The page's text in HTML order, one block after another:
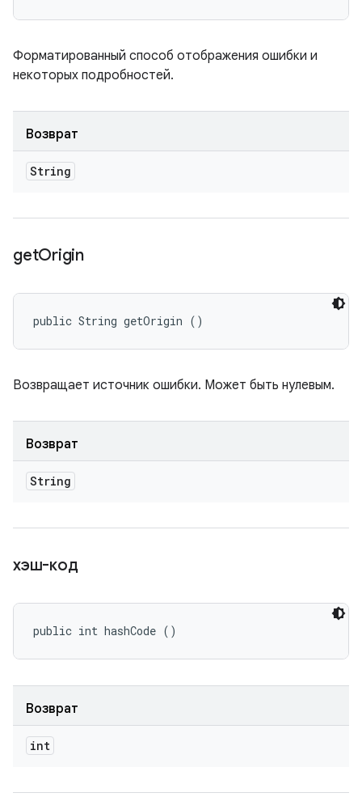
Форматированный способ отображения ошибки и
некоторых подробностей.
Возврат
String
getOrigin
public String getOrigin ()
Возвращает источник ошибки. Может быть нулевым.
Возврат
String
хэш-код
public int hashCode ()
Возврат
int